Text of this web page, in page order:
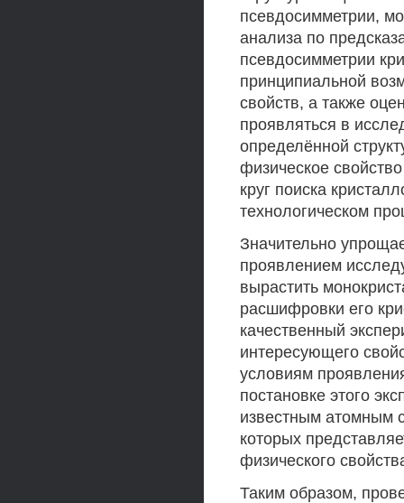
псевдосимметрии,
анализа по
псевдосимметрии
принципиальной
свойств, а также
проявляться в
определённой
физическое
круг поиска
технологическом
Значительно
проявлением
вырастить
расшифровки его
качественный
интересующего
условиям
постановке этого
известным атомным
которых
физического
Таким образом,